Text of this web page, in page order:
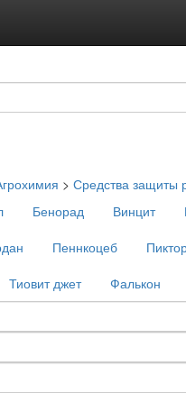
> Средства защиты
Бенорад Винцит
Пеннкоцеб
Тиовит джет Фалькон